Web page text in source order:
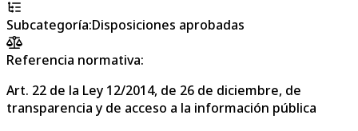
Subcategoría:Disposiciones aprobadas
Referencia normativa:
Art. 22 de la Ley 12/2014, de 26 de diciembre, de
transparencia y de acceso a la información pública